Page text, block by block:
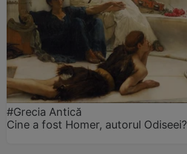
#Grecia Antică
Cine a fost Homer, autorul Odiseei?